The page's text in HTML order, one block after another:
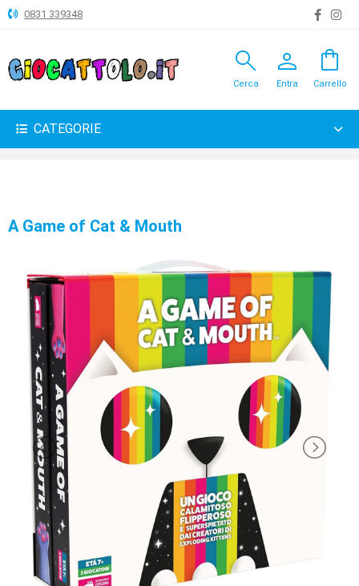
ANIMALI
BAMBOLE
GIOCHI
PELUCHE-
GADGET
PRIMA
INFANZIA
PUZZLE
SYLVANIAN
FAMILY
VALIGERIA-
BORSETTE
BRAND
0831 339348
search
Cerca
person
Entra
shopping_bag
Carrello
CATEGORIE
A Game of Cat & Mouth